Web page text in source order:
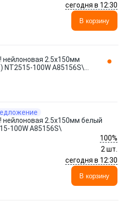
сегодня в 12:30
В корзину
нейлоновая 2.5х150мм
NT2515-100W A85156S\
нейлоновая 2.5х150мм белый
100W A85156S\
100%
2 шт.
сегодня в 12:30
В корзину